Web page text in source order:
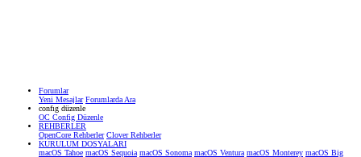
Forumlar
Yeni Mesajlar Forumlarda Ara
confıg düzenle
OC Config Düzenle
REHBERLER
OpenCore Rehberler Clover Rehberler
KURULUM DOSYALARI
macOS Tahoe macOS Sequoia macOS Sonoma macOS Ventura macOS Monterey macOS Big